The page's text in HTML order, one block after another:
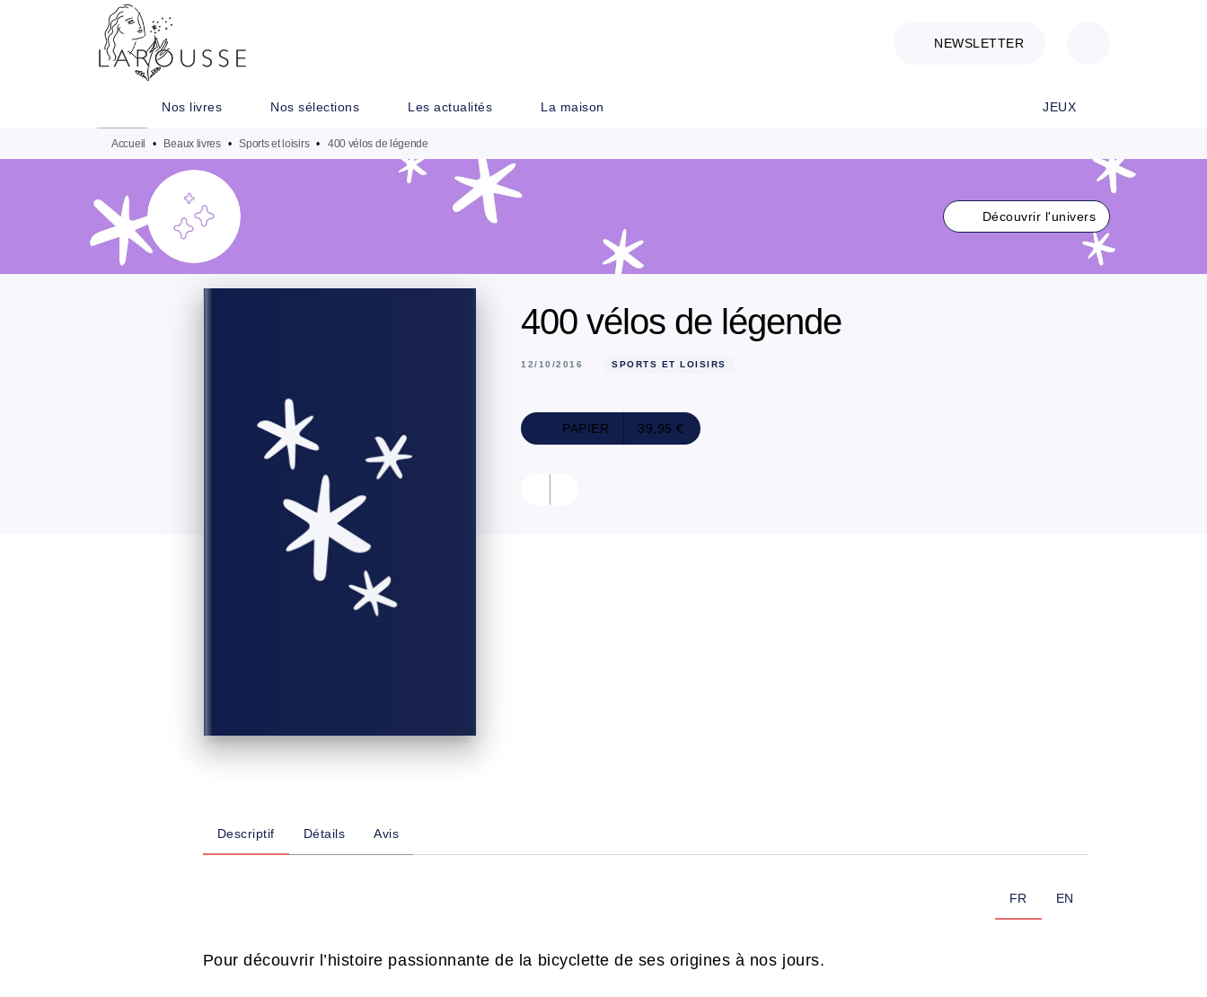
MENU
NEWSLETTER
Nos livres Nos sélections Les actualités La maison JEUX
Accueil • Beaux livres • Sports et loisirs • 400 vélos de légende
Découvrir l'univers
400 vélos de légende
12/10/2016 SPORTS ET LOISIRS
PAPIER 39,95 €
Descriptif Détails Avis
FR EN
Pour découvrir l’histoire passionnante de la bicyclette de ses origines à nos jours.